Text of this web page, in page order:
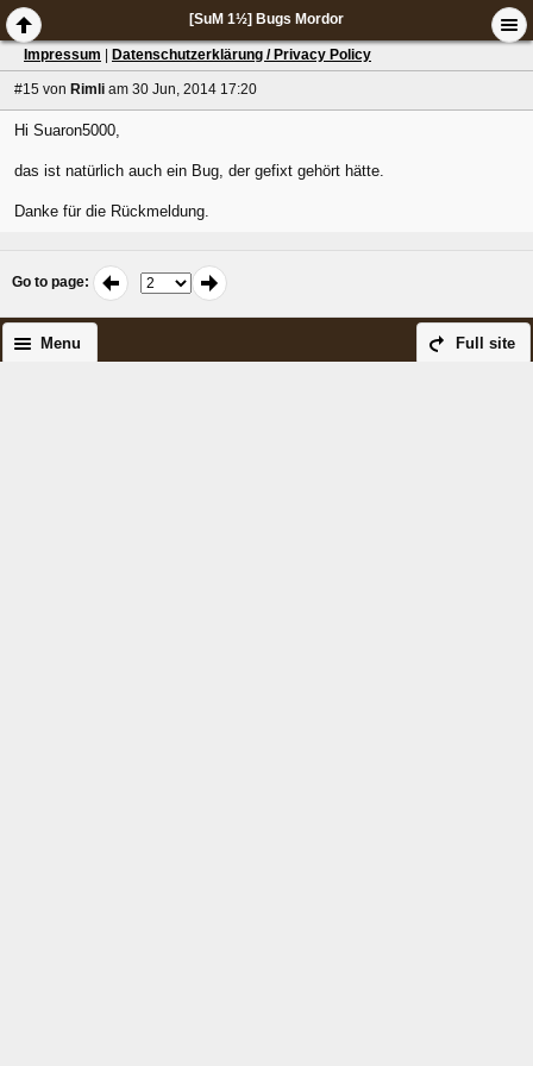
[SuM 1½] Bugs Mordor
Impressum Datenschutzerklärung / Privacy Policy
#15 von Rimli am 30 Jun, 2014 17:20
Hi Suaron5000,
das ist natürlich auch ein Bug, der gefixt gehört hätte.
Danke für die Rückmeldung.
Go to page:
Full site
Menu